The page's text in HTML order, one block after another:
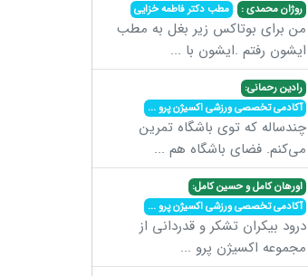
روژان محمدی : مطب دکتر فاطمه خزایی
من برای بوتاکس زیر بغل به مطب
ایشون رفتم .ایشون با ...
رادین رحمانی:
آکادمی تخصصی ورزشی اکسیژن پرو...
چندساله که توی باشگاه تمرین
می‌کنم. فضای باشگاه هم ...
اورهان کامل و حسین کامل:
آکادمی تخصصی ورزشی اکسیژن پرو...
درود بیکران تشکر و قدردانی از
مجموعه اکسیژن پرو ...